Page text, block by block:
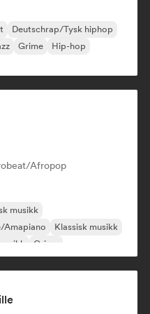
Deutschrap/Tysk hiphop
Grime
Hip-hop
Afropop
musikk
Amapiano
Klassisk musikk
Grime